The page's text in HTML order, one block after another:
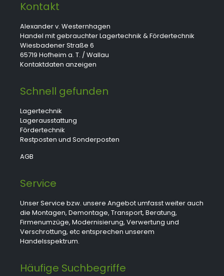
Kontakt
Alexander v. Westernhagen
Handel mit gebrauchter Lagertechnik & Fördertechnik
Wiesbadener Straße 6
65719 Hofheim a. T. / Wallau
Kontaktdaten anzeigen
Schnell gefunden
Lagertechnik
Lagerausstattung
Fördertechnik
Restposten und Sonderposten
AGB
Service
Unser Service bzw. unsere Angebot umfasst weiter auch
die Montagen, Demontage, Transport, Beratung,
Firmenumzüge, Modernisierung, Verwertung und
Verschrottung, etc entsprechen unserem
Handelsspektrum.
Häufige Suchbegriffe